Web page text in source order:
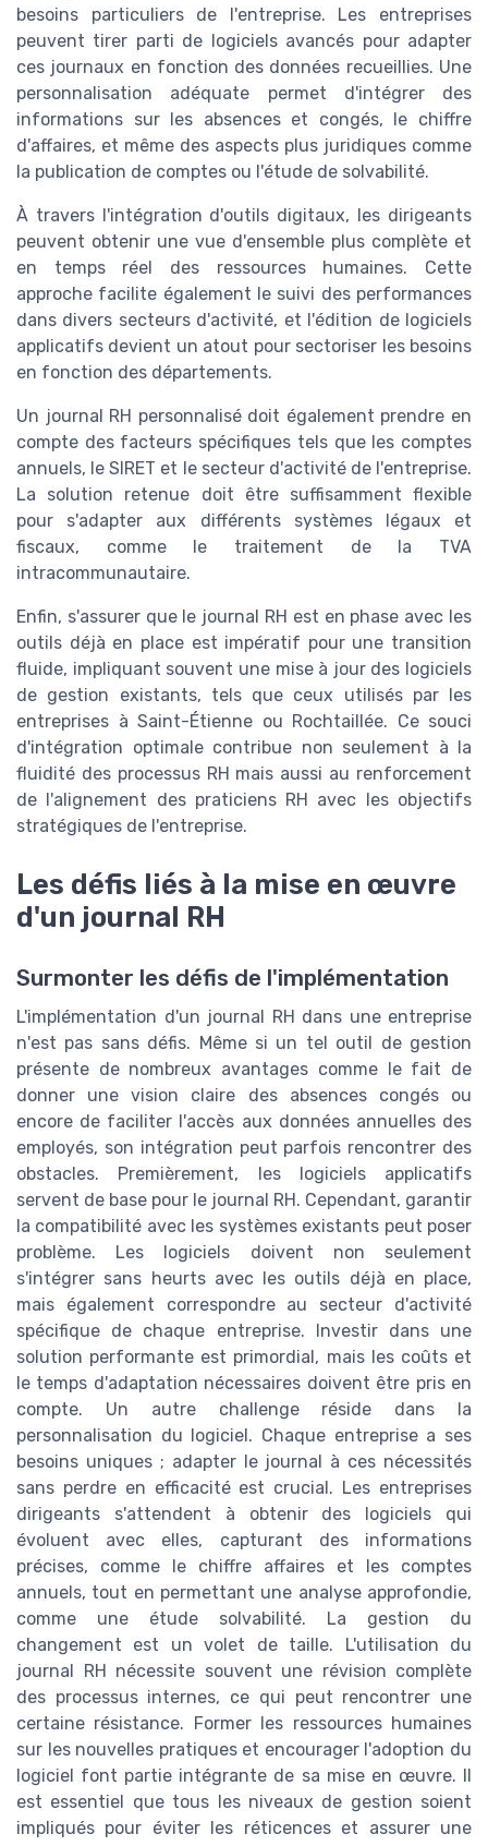
besoins particuliers de l'entreprise. Les entreprises
peuvent tirer parti de logiciels avancés pour adapter
ces journaux en fonction des données recueillies. Une
personnalisation adéquate permet d'intégrer des
informations sur les absences et congés, le chiffre
d'affaires, et même des aspects plus juridiques comme
la publication de comptes ou l'étude de solvabilité.
À travers l'intégration d'outils digitaux, les dirigeants
peuvent obtenir une vue d'ensemble plus complète et
en temps réel des ressources humaines. Cette
approche facilite également le suivi des performances
dans divers secteurs d'activité, et l'édition de logiciels
applicatifs devient un atout pour sectoriser les besoins
en fonction des départements.
Un journal RH personnalisé doit également prendre en
compte des facteurs spécifiques tels que les comptes
annuels, le SIRET et le secteur d'activité de l'entreprise.
La solution retenue doit être suffisamment flexible
pour s'adapter aux différents systèmes légaux et
fiscaux, comme le traitement de la TVA
intracommunautaire.
Enfin, s'assurer que le journal RH est en phase avec les
outils déjà en place est impératif pour une transition
fluide, impliquant souvent une mise à jour des logiciels
de gestion existants, tels que ceux utilisés par les
entreprises à Saint-Étienne ou Rochtaillée. Ce souci
d'intégration optimale contribue non seulement à la
fluidité des processus RH mais aussi au renforcement
de l'alignement des praticiens RH avec les objectifs
stratégiques de l'entreprise.
Les défis liés à la mise en œuvre
d'un journal RH
Surmonter les défis de l'implémentation
L'implémentation d'un journal RH dans une entreprise
n'est pas sans défis. Même si un tel outil de gestion
présente de nombreux avantages comme le fait de
donner une vision claire des absences congés ou
encore de faciliter l'accès aux données annuelles des
employés, son intégration peut parfois rencontrer des
obstacles. Premièrement, les logiciels applicatifs
servent de base pour le journal RH. Cependant, garantir
la compatibilité avec les systèmes existants peut poser
problème. Les logiciels doivent non seulement
s'intégrer sans heurts avec les outils déjà en place,
mais également correspondre au secteur d'activité
spécifique de chaque entreprise. Investir dans une
solution performante est primordial, mais les coûts et
le temps d'adaptation nécessaires doivent être pris en
compte. Un autre challenge réside dans la
personnalisation du logiciel. Chaque entreprise a ses
besoins uniques ; adapter le journal à ces nécessités
sans perdre en efficacité est crucial. Les entreprises
dirigeants s'attendent à obtenir des logiciels qui
évoluent avec elles, capturant des informations
précises, comme le chiffre affaires et les comptes
annuels, tout en permettant une analyse approfondie,
comme une étude solvabilité. La gestion du
changement est un volet de taille. L'utilisation du
journal RH nécessite souvent une révision complète
des processus internes, ce qui peut rencontrer une
certaine résistance. Former les ressources humaines
sur les nouvelles pratiques et encourager l'adoption du
logiciel font partie intégrante de sa mise en œuvre. Il
est essentiel que tous les niveaux de gestion soient
impliqués pour éviter les réticences et assurer une